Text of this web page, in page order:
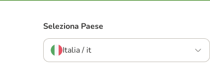
Seleziona Paese
Italia / it